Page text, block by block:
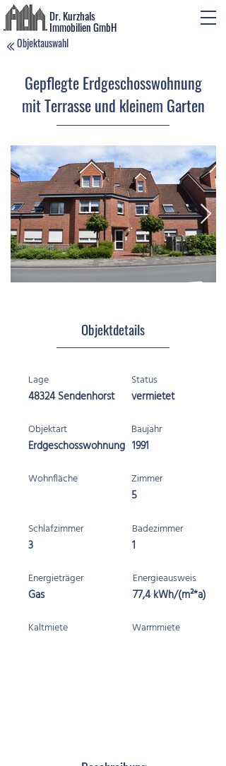
Dr. Kurzhals
Immobilien GmbH
Objektauswahl
Gepflegte Erdgeschosswohnung
mit Terrasse und kleinem Garten
Objektdetails
Lage Status
48324 Sendenhorst vermietet
Objektart
Erdgeschosswohnung
Wohnfläche
Energieträger
Gas
Zimmer
5
Energieausweis
77,4 kWh/(m²*a)
Schlafzimmer
3
Kaltmiete
Baujahr
1991
Badezimmer
1
Warmmiete